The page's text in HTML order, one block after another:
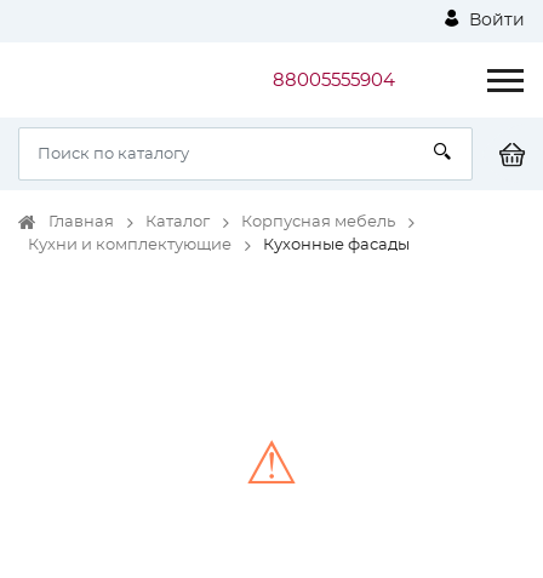
Войти
88005555904
Главная Каталог
Корпусная мебель
Кухни и комплектующие
Кухонные фасады
⚠